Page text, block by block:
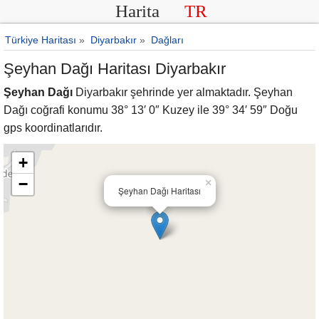
Harita TR
Türkiye Haritası » Diyarbakır » Dağları
Şeyhan Dağı Haritası Diyarbakır
Şeyhan Dağı Diyarbakır şehrinde yer almaktadır. Şeyhan
Dağı coğrafi konumu 38° 13′ 0″ Kuzey ile 39° 34′ 59″ Doğu
gps koordinatlarıdır.
Şeyhan Dağı Haritası
×
+
−